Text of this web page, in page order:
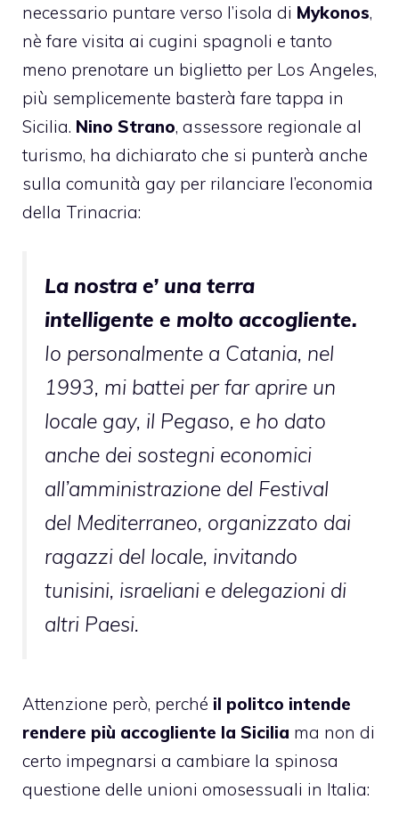
necessario puntare verso l’isola di Mykonos,
nè fare visita ai cugini spagnoli e tanto
meno prenotare un biglietto per Los Angeles,
più semplicemente basterà fare tappa in
Sicilia. Nino Strano, assessore regionale al
turismo, ha dichiarato che si punterà anche
sulla comunità gay per rilanciare l’economia
della Trinacria:
La nostra e’ una terra
intelligente e molto accogliente.
Io personalmente a Catania, nel
1993, mi battei per far aprire un
locale gay, il Pegaso, e ho dato
anche dei sostegni economici
all’amministrazione del Festival
del Mediterraneo, organizzato dai
ragazzi del locale, invitando
tunisini, israeliani e delegazioni di
altri Paesi.
Attenzione però, perché il politco intende
rendere più accogliente la Sicilia ma non di
certo impegnarsi a cambiare la spinosa
questione delle unioni omosessuali in Italia: